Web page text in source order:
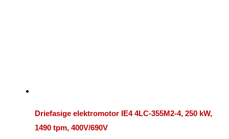
Driefasige elektromotor IE4 4LC-355M2-4, 250 kW,
1490 tpm, 400V/690V